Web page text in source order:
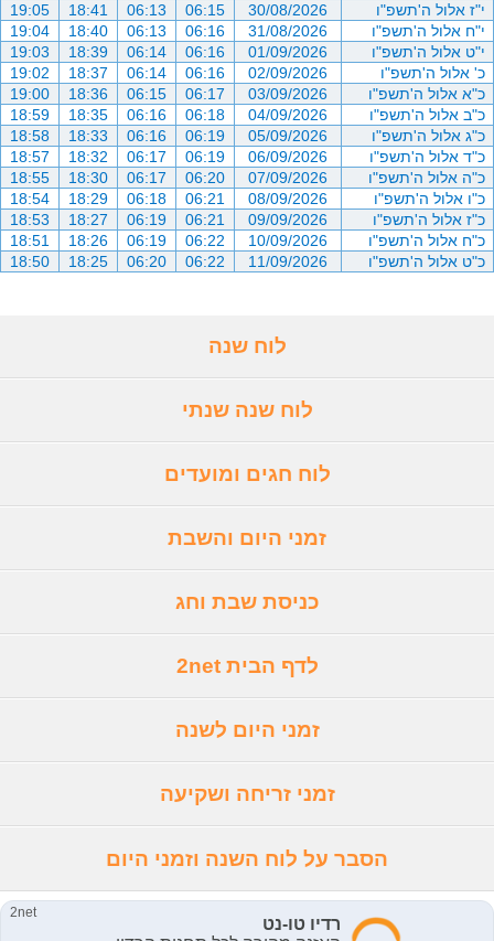
י"ז אלול ה'תשפ"ו
30/08/2026
06:15
06:13
18:41
19:05
י"ח אלול ה'תשפ"ו
31/08/2026
06:16
06:13
18:40
19:04
י"ט אלול ה'תשפ"ו
01/09/2026
06:16
06:14
18:39
19:03
כ' אלול ה'תשפ"ו
02/09/2026
06:16
06:14
18:37
19:02
כ"א אלול ה'תשפ"ו
03/09/2026
06:17
06:15
18:36
19:00
כ"ב אלול ה'תשפ"ו
04/09/2026
06:18
06:16
18:35
18:59
כ"ג אלול ה'תשפ"ו
05/09/2026
06:19
06:16
18:33
18:58
כ"ד אלול ה'תשפ"ו
06/09/2026
06:19
06:17
18:32
18:57
כ"ה אלול ה'תשפ"ו
07/09/2026
06:20
06:17
18:30
18:55
כ"ו אלול ה'תשפ"ו
08/09/2026
06:21
06:18
18:29
18:54
כ"ז אלול ה'תשפ"ו
09/09/2026
06:21
06:19
18:27
18:53
כ"ח אלול ה'תשפ"ו
10/09/2026
06:22
06:19
18:26
18:51
כ"ט אלול ה'תשפ"ו
11/09/2026
06:22
06:20
18:25
18:50
לוח שנה
לוח שנה שנתי
לוח חגים ומועדים
זמני היום והשבת
כניסת שבת וחג
לדף הבית 2net
זמני היום לשנה
זמני זריחה ושקיעה
הסבר על לוח השנה וזמני היום